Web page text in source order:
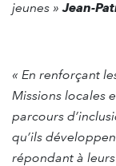
jeunes »Jean-
« En renforçant
Missions locales
parcours
qu’ils
répondant à